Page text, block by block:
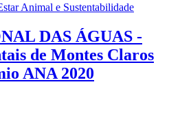
Animal e Sustentabilidade
DAS ÁGUAS -
de Montes Claros
ANA 2020